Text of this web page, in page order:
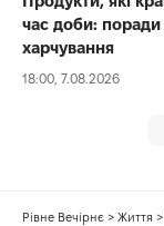
час доби:
харчування
18:00, 7.08.2026
Рівне Вечірнє > Життя >